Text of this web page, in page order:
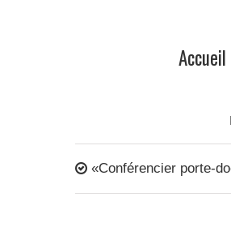
Accueil
«Conférencier porte-